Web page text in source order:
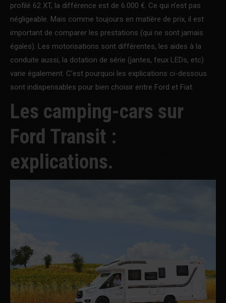
profilé 62 XT, la différence est de 6.000 €. Ce qui n’est pas
négligeable. Mais comme toujours en matière de prix, il est
important de comparer les prestations (qui ne sont jamais
égales). Les motorisations sont différentes, les aides à la
conduite aussi, la dotation de série (jantes, feux LEDs, etc)
varie également. C’est pourquoi les explications ci-dessous
sont indispensables pour bien choisir entre Ford et Fiat.
Les camping-cars sur
Ford Transit :
explications.